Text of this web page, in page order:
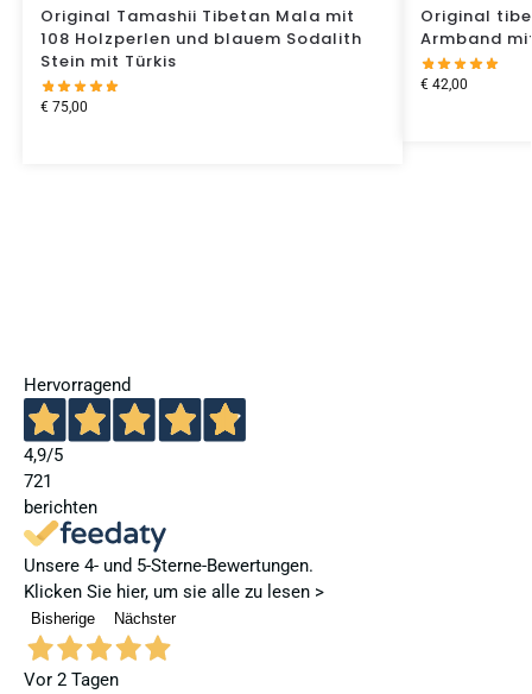
Original Tamashii Tibetan Mala mit
108 Holzperlen und blauem Sodalith
Stein mit Türkis
€75,00
Original
Armband
€42,00
Hervorragend
4,9/5
721
berichten
Unsere 4- und 5-Sterne-Bewertungen.
Klicken Sie hier, um sie alle zu lesen >
Bisherige Nächster
Vor 2 Tagen